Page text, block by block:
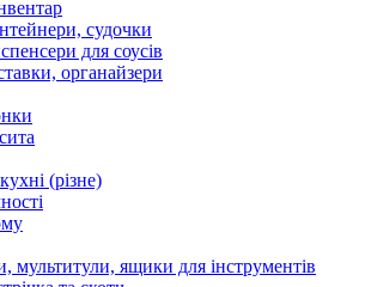
судочки
для соусів
органайзери
(різне)
мультитули, ящики для інструментів